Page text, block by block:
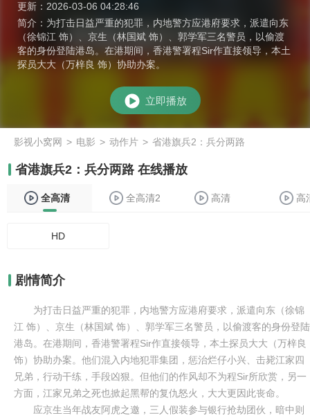
更新： 2026-03-06 04:28:46
简介： 为打击日益严重的犯罪，内地警方应港府要求，派遣向东
（徐锦江 饰）、京生（林国斌 饰）、郭学军三名警员，以偷渡
客的身份登陆港岛。在港期间，香港警署程Sir作直接领导，本土
探员大大（万梓良 饰）协助办案。
立即播放
影视小窝网 > 电影 > 动作片 > 省港旗兵2：兵分两路
省港旗兵2：兵分两路 在线播放
全高清 全高清2 高清 高
HD
剧情简介
为打击日益严重的犯罪，内地警方应港府要求，派遣向东（徐锦
江 饰）、京生（林国斌 饰）、郭学军三名警员，以偷渡客的身份登陆
港岛。在港期间，香港警署程Sir作直接领导，本土探员大大（万梓良
饰）协助办案。他们混入内地犯罪集团，惩治烂仔小兴、击毙江家四
兄弟，行动干练，手段凶狠。但他们的作风却不为程Sir所欣赏，另一
方面，江家兄弟之死也掀起黑帮的复仇怒火，大大更因此丧命。
应京生当年战友阿虎之邀，三人假装参与银行抢劫团伙，暗中则